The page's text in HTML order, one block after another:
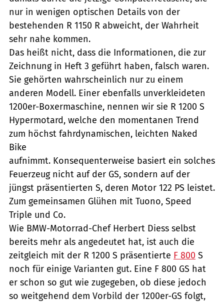
nur in wenigen optischen Details von der
bestehenden R 1150 R abweicht, der Wahrheit
sehr nahe kommen.
Das heißt nicht, dass die Informationen, die zur
Zeichnung in Heft 3 geführt haben, falsch waren.
Sie gehörten wahrscheinlich nur zu einem
anderen Modell. Einer ebenfalls unverkleideten
1200er-Boxermaschine, nennen wir sie R 1200 S
Hypermotard, welche den momentanen Trend
zum höchst fahrdynamischen, leichten Naked
Bike
aufnimmt. Konsequenterweise basiert ein solches
Feuerzeug nicht auf der GS, sondern auf der
jüngst präsentierten S, deren Motor 122 PS leistet.
Zum gemeinsamen Glühen mit Tuono, Speed
Triple und Co.
Wie BMW-Motorrad-Chef Herbert Diess selbst
bereits mehr als angedeutet hat, ist auch die
zeitgleich mit der R 1200 S präsentierte F 800 S
noch für einige Varianten gut. Eine F 800 GS hat
er schon so gut wie zugegeben, ob diese jedoch
so weitgehend dem Vorbild der 1200er-GS folgt,